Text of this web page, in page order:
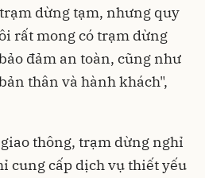
dừng tạm, nhưng quy
rất mong có trạm dừng
đảm an toàn, cũng như
thân và hành khách",
thông, trạm dừng nghỉ
cung cấp dịch vụ thiết yếu